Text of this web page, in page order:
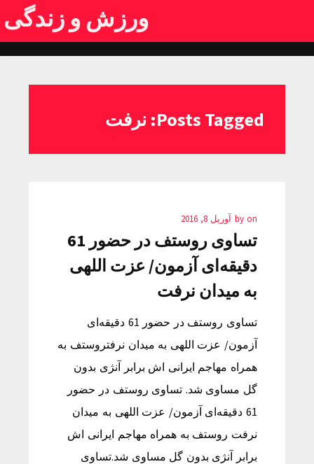
ورزش و زندگی
Posts Tagged: نرفت
by on آوریل 8, 2016
تساوی روستف در حضور 61
دقیقه‌ای آزمون/ عزت اللهی
به میدان نرفت
تساوی روستف در حضور 61 دقیقه‌ای
آزمون/ عزت اللهی به میدان نرفتروستف به
همراه مهاجم ایرانی اش برابر آنژی بدون
گل مساوی شد. تساوی روستف در حضور
61 دقیقه‌ای آزمون/ عزت اللهی به میدان
نرفت روستف به همراه مهاجم ایرانی اش
برابر آنژی بدون گل مساوی شد.تساوی